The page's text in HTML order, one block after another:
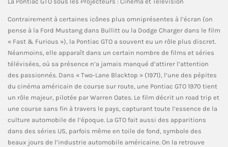
Contrairement à certaines icônes plus omniprésentes à l’écran (on
pense à la Ford Mustang dans Bullitt ou la Dodge Charger dans le film
« Fast & Furious »), la Pontiac GTO a souvent eu un rôle plus discret.
Néanmoins, elle apparaît dans un certain nombre de films et séries
télévisées, où sa présence n’a jamais manqué d’attirer l’attention
des passionnés. Dans « Two-Lane Blacktop » (1971), l’une des pépites
du cinéma américain de course sur route, une Pontiac GTO 1970 tient
un rôle majeur, pilotée par Warren Oates. Le film décrit un road trip et
une course sans fin à travers le pays, capturant toute l’essence de la
culture automobile de l’époque. La GTO fait aussi des apparitions
dans des séries US, parfois même en toile de fond, symbole des
beaux jours de l’industrie automobile américaine. On la retrouve